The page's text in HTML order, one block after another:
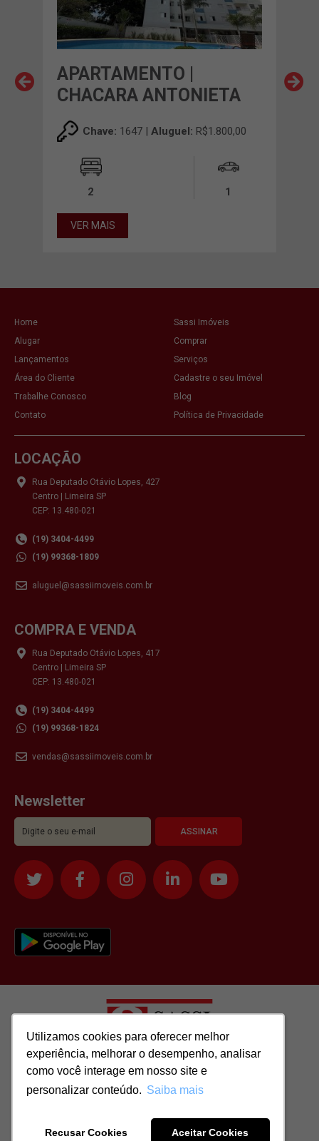
Utilizamos cookies para oferecer melhor
experiência, melhorar o desempenho, analisar
como você interage em nosso site e
personalizar conteúdo. Saiba mais
Recusar Cookies Aceitar Cookies
Utilizamos cookies para oferecer melhor
experiência, melhorar o desempenho, analisar
como você interage em nosso site e
personalizar conteúdo. Saiba mais
Recusar Cookies Aceitar Cookies
APARTAMENTO |
CHACARA ANTONIETA
Chave: 1647 | Aluguel: R$1.800,00
2 1
VER MAIS
Home
Sassi Imóveis
Alugar
Comprar
Lançamentos
Serviços
Área do Cliente
Cadastre o seu Imóvel
Trabalhe Conosco
Blog
Contato
Política de Privacidade
LOCAÇÃO
Rua Deputado Otávio Lopes, 427
Centro | Limeira SP
CEP: 13.480-021
(19) 3404-4499
(19) 99368-1809
aluguel@sassiimoveis.com.br
COMPRA E VENDA
Rua Deputado Otávio Lopes, 417
Centro | Limeira SP
CEP: 13.480-021
(19) 3404-4499
(19) 99368-1824
vendas@sassiimoveis.com.br
Newsletter
Todos os direitos reservados para: SASSI IMÓVEIS LTDA | CNPJ:
51.417.293/0001-48 | CRECI: J-04970/1